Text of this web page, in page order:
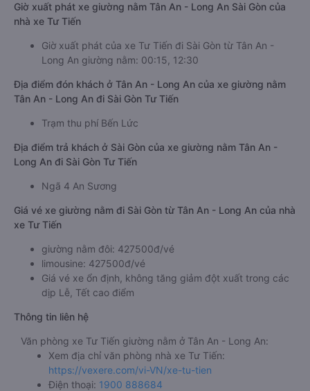
Giờ xuất phát xe giường nằm Tân An - Long An Sài Gòn của
nhà xe Tư Tiến
Giờ xuất phát của xe Tư Tiến đi Sài Gòn từ Tân An -
Long An giường nằm: 00:15, 12:30
Địa điểm đón khách ở Tân An - Long An của xe giường nằm
Tân An - Long An đi Sài Gòn Tư Tiến
Trạm thu phí Bến Lức
Địa điểm trả khách ở Sài Gòn của xe giường nằm Tân An -
Long An đi Sài Gòn Tư Tiến
Ngã 4 An Sương
Giá vé xe giường nằm đi Sài Gòn từ Tân An - Long An của nhà
xe Tư Tiến
giường nằm đôi: 427500đ/vé
limousine: 427500đ/vé
Giá vé xe ổn định, không tăng giảm đột xuất trong các
dịp Lễ, Tết cao điểm
Thông tin liên hệ
Văn phòng xe Tư Tiến giường nằm ở Tân An - Long An:
Xem địa chỉ văn phòng nhà xe Tư Tiến:
https://vexere.com/vi-VN/xe-tu-tien
Điện thoại: 1900 888684